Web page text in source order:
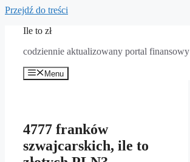
Przejdź do treści
Ile to zł
codziennie aktualizowany portal finansowy
Menu
4777 franków
szwajcarskich, ile to